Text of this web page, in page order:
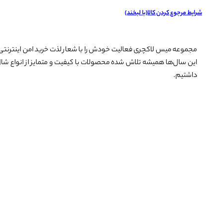
شرایط مرجوع کردن کالا(با لبخند)
این سال‌ها همیشه تلاش شده محصولات با کیفیت و متمایز از انواع
داشتیم.